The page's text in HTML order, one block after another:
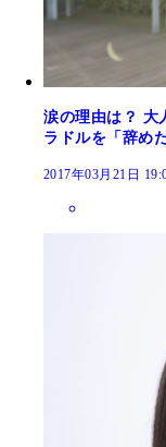
涙の理由は？ 大
ラドルを「辞め
2017年03月21日